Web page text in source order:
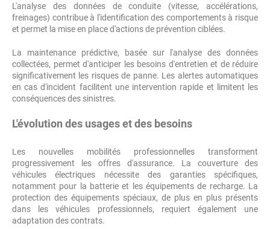
L'analyse des données de conduite (vitesse, accélérations,
freinages) contribue à l'identification des comportements à risque
et permet la mise en place d'actions de prévention ciblées.
La maintenance prédictive, basée sur l'analyse des données
collectées, permet d'anticiper les besoins d'entretien et de réduire
significativement les risques de panne. Les alertes automatiques
en cas d'incident facilitent une intervention rapide et limitent les
conséquences des sinistres.
L'évolution des usages et des besoins
Les nouvelles mobilités professionnelles transforment
progressivement les offres d'assurance. La couverture des
véhicules électriques nécessite des garanties spécifiques,
notamment pour la batterie et les équipements de recharge. La
protection des équipements spéciaux, de plus en plus présents
dans les véhicules professionnels, requiert également une
adaptation des contrats.